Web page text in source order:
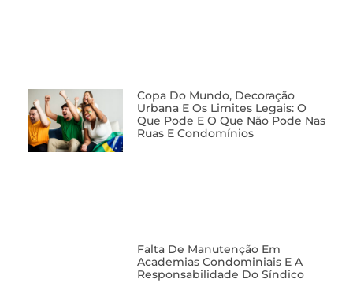
Copa Do Mundo, Decoração
Urbana E Os Limites Legais: O
Que Pode E O Que Não Pode Nas
Ruas E Condomínios
Falta De Manutenção Em
Academias Condominiais E A
Responsabilidade Do Síndico